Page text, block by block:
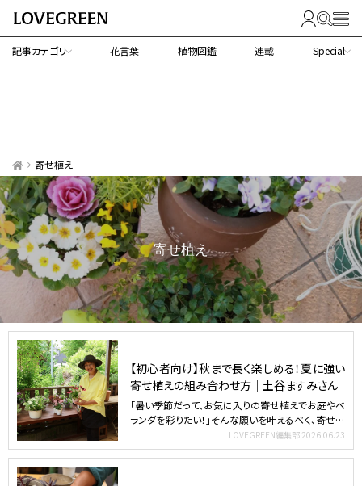
記事カテゴリ 花言葉 植物図鑑 連載 Special
寄せ植え
寄せ植え
【初心者向け】秋まで長く楽しめる！夏に強い
寄せ植えの組み合わせ方｜土谷ますみさん
「暑い季節だって、お気に入りの寄せ植えでお庭やベ
ランダを彩りたい！」そんな願いを叶えるべく、寄せ植
LOVEGREEN編集部 2026.06.23